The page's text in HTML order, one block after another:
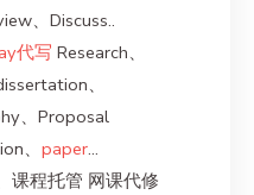
、Discuss..
代写 Research、
、
、Proposal
、 paper…
课程托管 网课代修